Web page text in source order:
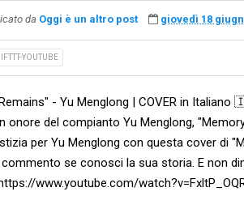
da Oggi è un altro post giovedì 18
IFTTT-YOUTUBE
- Yu Menglong | COVER in
onore del compianto Yu Menglong,
per Yu Menglong con questa cover di
se conosci la sua storia. E non
www.youtube.com/